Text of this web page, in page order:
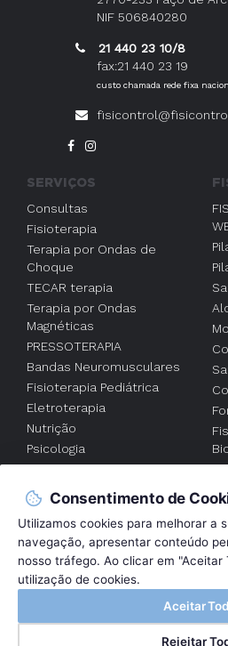
NIF 506840280
21 440 23 10/8
fax:21 440 23 19
custo chamada rede fixa
SERVIÇOS
Consultas
Fisioterapia
Terapia por Ondas de
Choque
TECAR terapia
Terapia por Ondas
Magnéticas
PRESSOTERAPIA
Bandas Neuromusculares
Fisioterapia Pediátrica
Eletroterapia
Nutrição
Psicologia
Acupuntura
2017 © Fisicontrol . Clínica de Reabilitação |
Cookies
Consentimento de
Utilizamos cookies para melhorar a
navegação, apresentar conteúdo
nosso tráfego. Ao clicar em "Aceitar
utilização de cookies.
Rejeitar
Aceitar